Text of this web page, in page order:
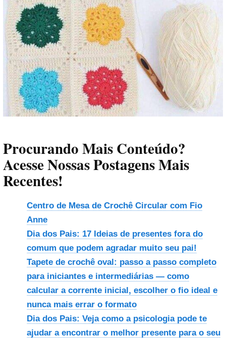
Procurando Mais Conteúdo?
Acesse Nossas Postagens Mais
Recentes!
Centro de Mesa de Crochê Circular com Fio
Anne
Dia dos Pais: 17 Ideias de presentes fora do
comum que podem agradar muito seu pai!
Tapete de crochê oval: passo a passo completo
para iniciantes e intermediárias — como
calcular a corrente inicial, escolher o fio ideal e
nunca mais errar o formato
Dia dos Pais: Veja como a psicologia pode te
ajudar a encontrar o melhor presente para o seu